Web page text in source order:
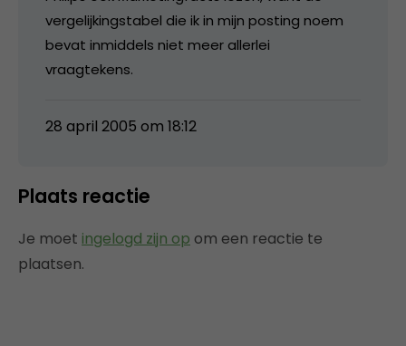
vergelijkingstabel die ik in mijn posting noem
bevat inmiddels niet meer allerlei
vraagtekens.
28 april 2005 om 18:12
Plaats reactie
Je moet ingelogd zijn op om een reactie te
plaatsen.